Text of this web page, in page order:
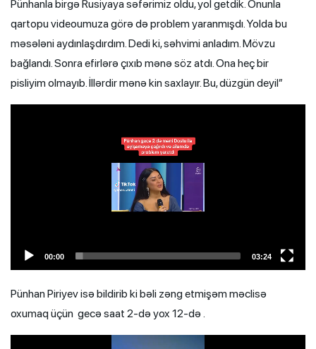
Pünhanla birgə Rusiyaya səfərimiz oldu, yol getdik. Onunla
qartopu videoumuza görə də problem yaranmışdı. Yolda bu
məsələni aydınlaşdırdım. Dedi ki, səhvimi anladım. Mövzu
bağlandı. Sonra efirlərə çıxıb mənə söz atdı. Ona heç bir
pisliyim olmayıb. İllərdir mənə kin saxlayır. Bu, düzgün deyil”
00:00 03:24
Pünhan Piriyev isə bildirib ki bəli zəng etmişəm məclisə
oxumaq üçün gecə saat 2-də yox 12-də .